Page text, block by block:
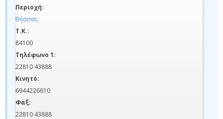
Περιοχή:
Βήσσας
Τ.Κ.:
84100
Τηλέφωνο 1:
22810 43888
Κινητό:
6944226610
Φαξ:
22810 43888